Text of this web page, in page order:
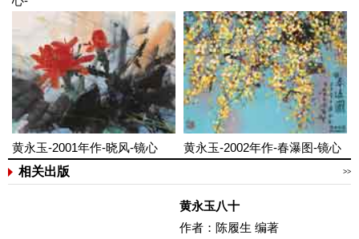
黄永玉-2001年作-晓风-镜心 黄永玉-2002年作-春瀑图-镜心
>>
相关出版
黄永玉八十
作者：陈履生 编著